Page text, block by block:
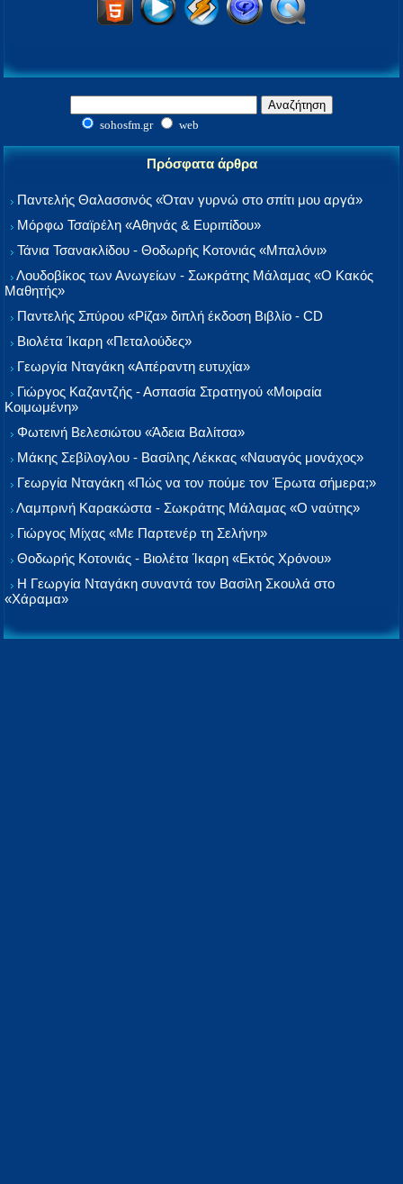
sohosfm.gr web
Πρόσφατα άρθρα
Παντελής Θαλασσινός «Όταν γυρνώ στο σπίτι μου αργά»
Μόρφω Τσαϊρέλη «Αθηνάς & Ευριπίδου»
Τάνια Τσανακλίδου - Θοδωρής Κοτονιάς «Μπαλόνι»
Λουδοβίκος των Ανωγείων - Σωκράτης Μάλαμας «Ο Κακός
Μαθητής»
Παντελής Σπύρου «Ρίζα» διπλή έκδοση Βιβλίο - CD
Βιολέτα Ίκαρη «Πεταλούδες»
Γεωργία Νταγάκη «Aπέραντη ευτυχία»
Γιώργος Καζαντζής - Ασπασία Στρατηγού «Μοιραία
Κοιμωμένη»
Φωτεινή Βελεσιώτου «Άδεια Βαλίτσα»
Μάκης Σεβίλογλου - Βασίλης Λέκκας «Ναυαγός μονάχος»
Γεωργία Νταγάκη «Πώς να τον πούμε τον Έρωτα σήμερα;»
Λαμπρινή Καρακώστα - Σωκράτης Μάλαμας «Ο ναύτης»
Γιώργος Μίχας «Με Παρτενέρ τη Σελήνη»
Θοδωρής Κοτονιάς - Βιολέτα Ίκαρη «Εκτός Χρόνου»
Η Γεωργία Νταγάκη συναντά τον Βασίλη Σκουλά στο
«Χάραμα»